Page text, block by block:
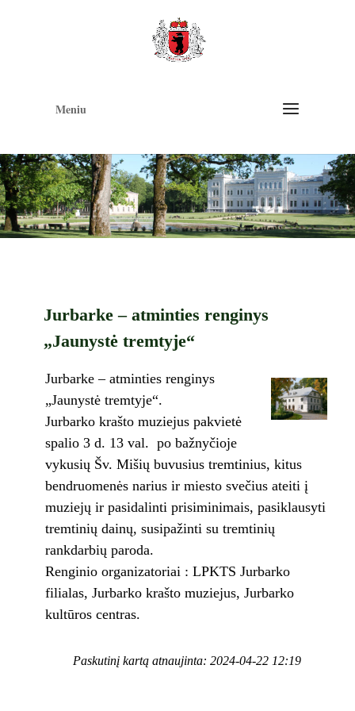
Meniu
Jurbarke – atminties renginys
„Jaunystė tremtyje“
Jurbarke – atminties renginys
„Jaunystė tremtyje“.
Jurbarko krašto muziejus pakvietė
spalio 3 d. 13 val. po bažnyčioje
vykusių Šv. Mišių buvusius tremtinius, kitus
bendruomenės narius ir miesto svečius ateiti į
muziejų ir pasidalinti prisiminimais, pasiklausyti
tremtinių dainų, susipažinti su tremtinių
rankdarbių paroda.
Renginio organizatoriai : LPKTS Jurbarko
filialas, Jurbarko krašto muziejus, Jurbarko
kultūros centras.
Paskutinį kartą atnaujinta: 2024-04-22 12:19